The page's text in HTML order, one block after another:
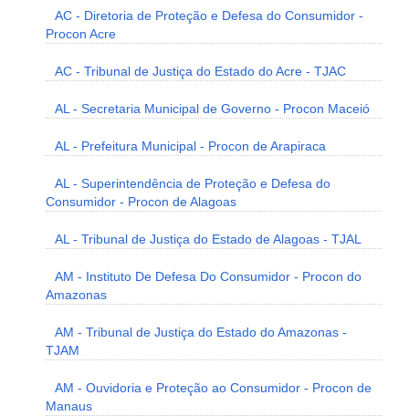
AC - Diretoria de Proteção e Defesa do Consumidor -
Procon Acre
AC - Tribunal de Justiça do Estado do Acre - TJAC
AL - Secretaria Municipal de Governo - Procon Maceió
AL - Prefeitura Municipal - Procon de Arapiraca
AL - Superintendência de Proteção e Defesa do
Consumidor - Procon de Alagoas
AL - Tribunal de Justiça do Estado de Alagoas - TJAL
AM - Instituto De Defesa Do Consumidor - Procon do
Amazonas
AM - Tribunal de Justiça do Estado do Amazonas -
TJAM
AM - Ouvidoria e Proteção ao Consumidor - Procon de
Manaus